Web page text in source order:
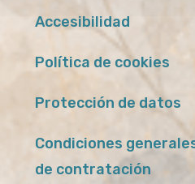
Accesibilidad
Política de cookies
Protección de datos
Condiciones
de contratación